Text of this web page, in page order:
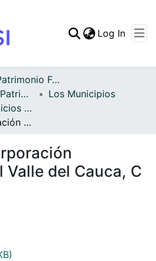
Statistics
Log In
Archivo del Patrimonio Fotográfico y Fílmico del Valle del Cauca
Fondo Archivo del Patrimonio Fotográfico y Fílmico del Valle del Cauca
Los Municipios
APFFVC - Los Servicios Públicos - Patrimonial
Base de la Corporación Autónoma del Valle del Cauca, C
Valle del Cauca, C